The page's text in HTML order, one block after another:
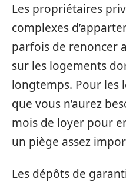
Les propriétaires
complexes
parfois de renoncer
sur les logements
longtemps. Pour les
que vous n’aurez
mois de loyer pour
un piège assez
Les dépôts de